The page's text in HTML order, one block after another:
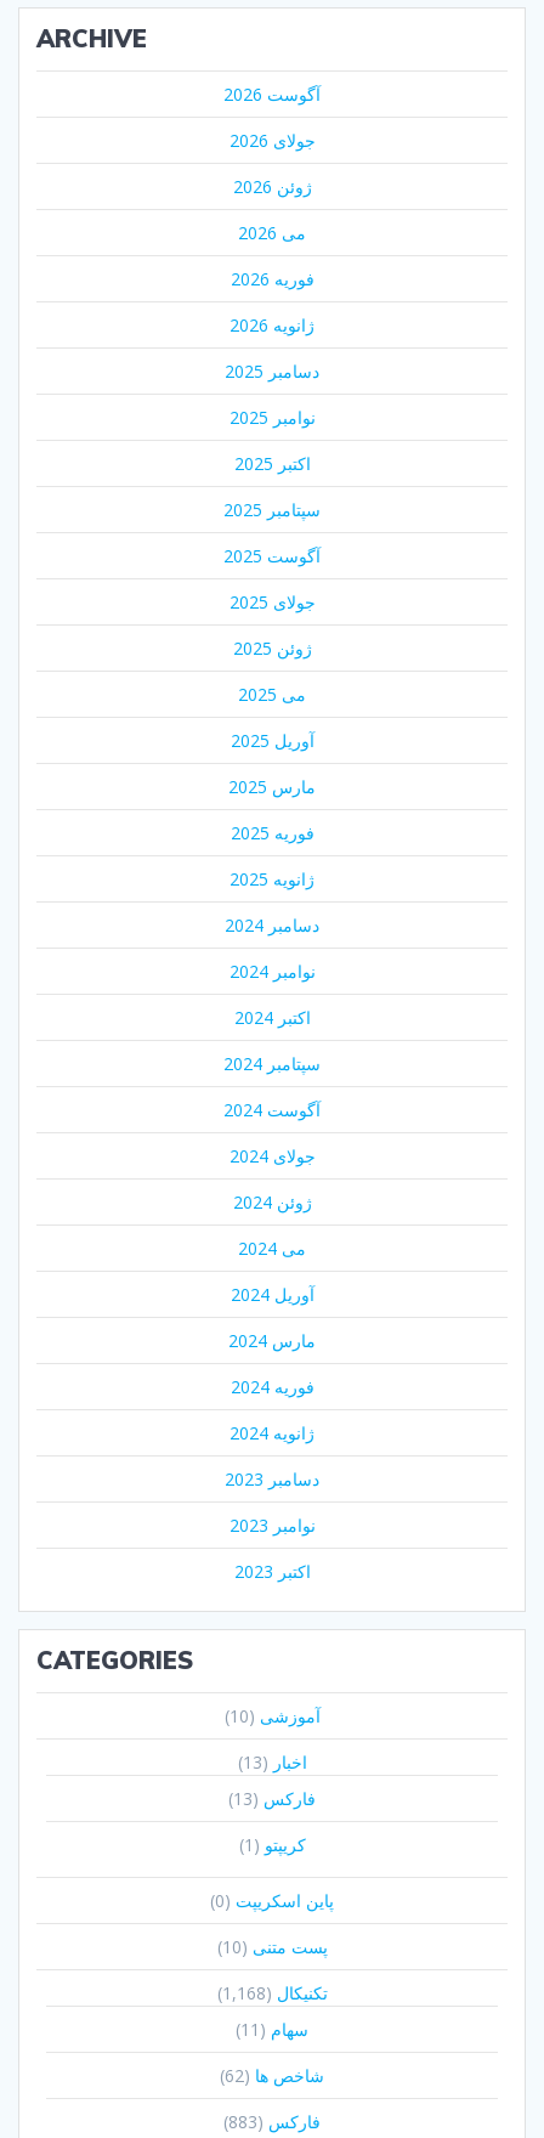
ARCHIVE
آگوست 2026
جولای 2026
ژوئن 2026
می 2026
فوریه 2026
ژانویه 2026
دسامبر 2025
نوامبر 2025
اکتبر 2025
سپتامبر 2025
آگوست 2025
جولای 2025
ژوئن 2025
می 2025
آوریل 2025
مارس 2025
فوریه 2025
ژانویه 2025
دسامبر 2024
نوامبر 2024
اکتبر 2024
سپتامبر 2024
آگوست 2024
جولای 2024
ژوئن 2024
می 2024
آوریل 2024
مارس 2024
فوریه 2024
ژانویه 2024
دسامبر 2023
نوامبر 2023
اکتبر 2023
CATEGORIES
آموزشی (10)
اخبار (13)
فارکس (13)
کریپتو (1)
پاین اسکریپت (0)
پست متنی (10)
تکنیکال (1,168)
سهام (11)
شاخص ها (62)
فارکس (883)